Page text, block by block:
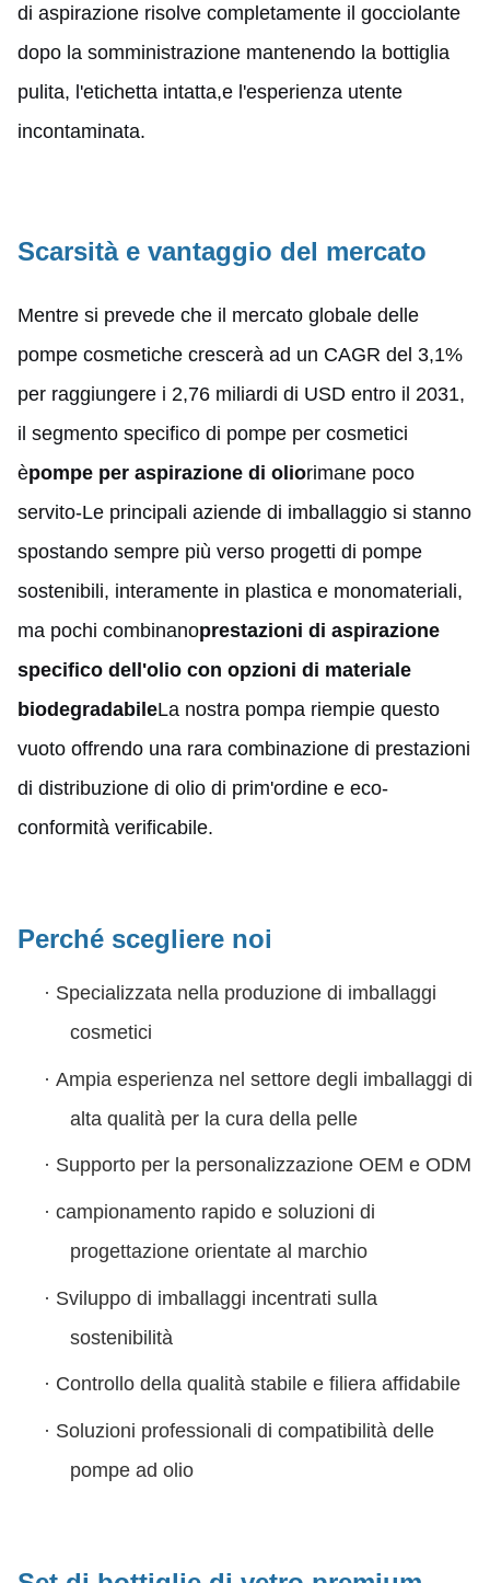
di aspirazione risolve completamente il gocciolante
dopo la somministrazione mantenendo la bottiglia
pulita, l'etichetta intatta,e l'esperienza utente
incontaminata.
Scarsità e vantaggio del mercato
Mentre si prevede che il mercato globale delle
pompe cosmetiche crescerà ad un CAGR del 3,1%
per raggiungere i 2,76 miliardi di USD entro il 2031,
il segmento specifico di pompe per cosmetici
èpompe per aspirazione di oliorimane poco
servito-Le principali aziende di imballaggio si stanno
spostando sempre più verso progetti di pompe
sostenibili, interamente in plastica e monomateriali,
ma pochi combinanoprestazioni di aspirazione
specifico dell'olio con opzioni di materiale
biodegradabileLa nostra pompa riempie questo
vuoto offrendo una rara combinazione di prestazioni
di distribuzione di olio di prim'ordine e eco-
conformità verificabile.
Perché scegliere noi
· Specializzata nella produzione di imballaggi
cosmetici
· Ampia esperienza nel settore degli imballaggi di
alta qualità per la cura della pelle
· Supporto per la personalizzazione OEM e ODM
· campionamento rapido e soluzioni di
progettazione orientate al marchio
· Sviluppo di imballaggi incentrati sulla
sostenibilità
· Controllo della qualità stabile e filiera affidabile
· Soluzioni professionali di compatibilità delle
pompe ad olio